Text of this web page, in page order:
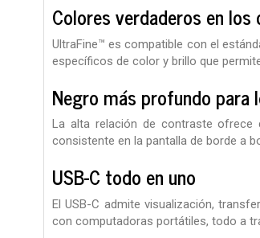
Colores verdaderos en
UltraFine™ es compatible con el
específicos de color y brillo que
Negro más profundo para
La alta relación de contraste ofrece
consistente en la pantalla de borde a
USB-C todo en uno
El USB-C admite visualización,
con computadoras portátiles, todo a